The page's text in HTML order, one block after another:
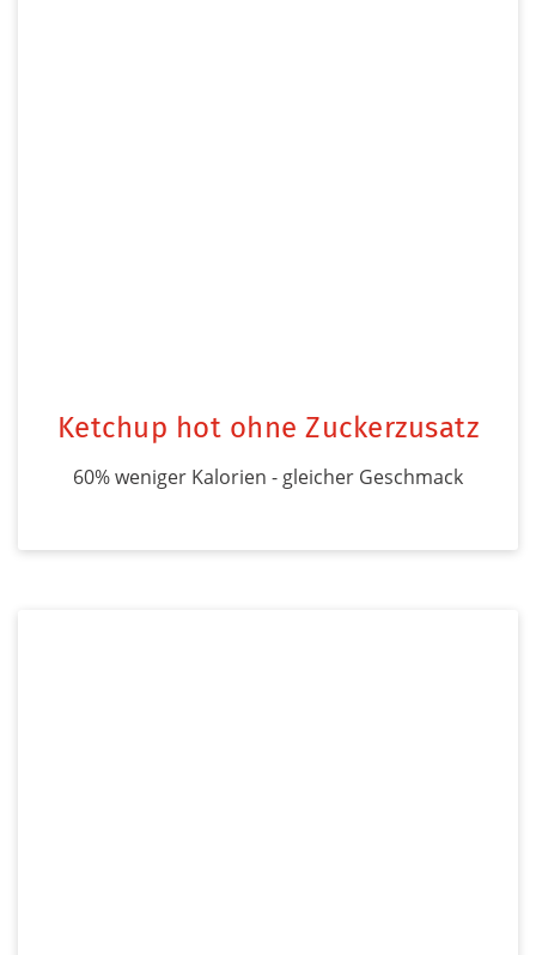
Ketchup hot ohne Zuckerzusatz
60% weniger Kalorien - gleicher Geschmack